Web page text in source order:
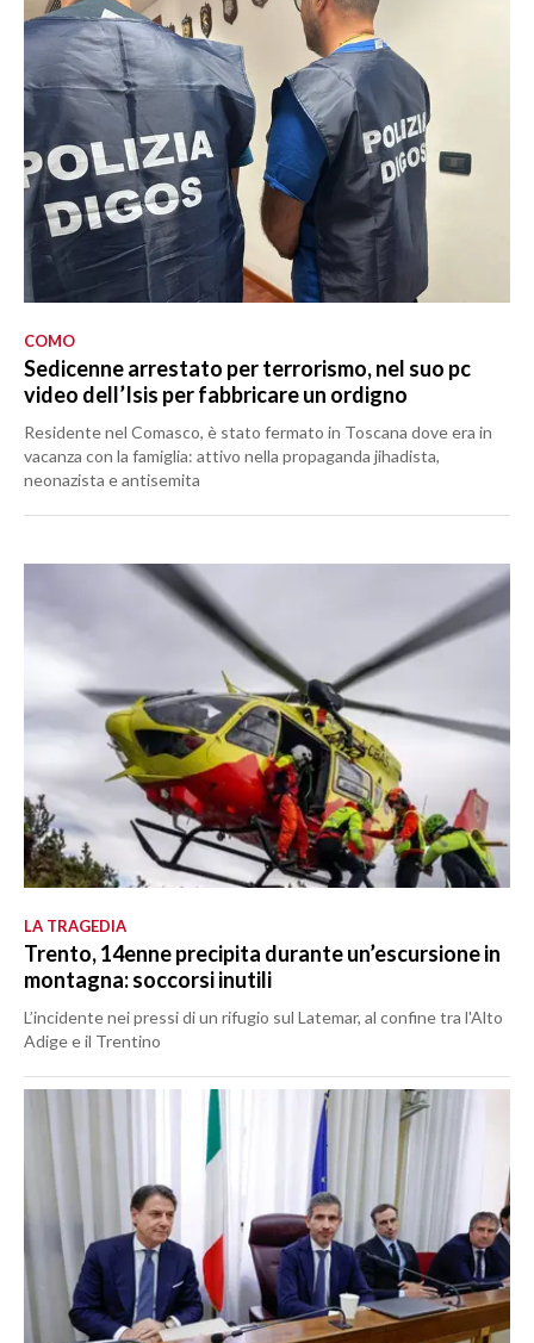
COMO
Sedicenne arrestato per terrorismo, nel suo pc
video dell’Isis per fabbricare un ordigno
Residente nel Comasco, è stato fermato in Toscana dove era in
vacanza con la famiglia: attivo nella propaganda jihadista,
neonazista e antisemita
LA TRAGEDIA
Trento, 14enne precipita durante un’escursione in
montagna: soccorsi inutili
L’incidente nei pressi di un rifugio sul Latemar, al confine tra l'Alto
Adige e il Trentino